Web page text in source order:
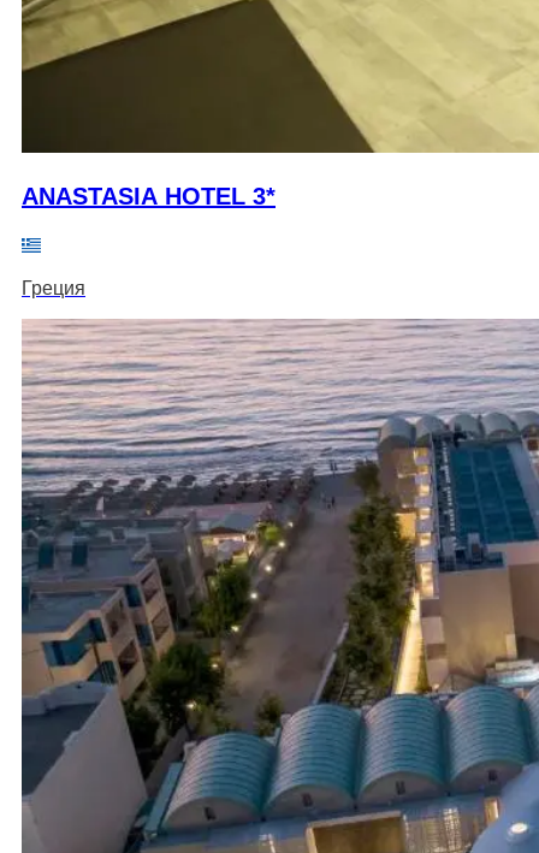
ANASTASIA HOTEL 3*
Греция